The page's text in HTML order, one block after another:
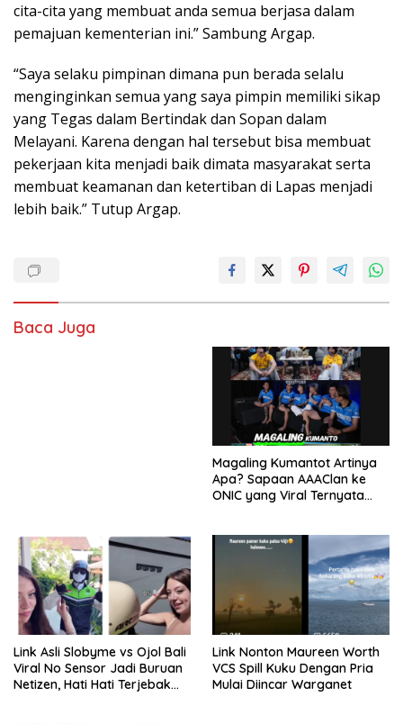
cita-cita yang membuat anda semua berjasa dalam
pemajuan kementerian ini.” Sambung Argap.
“Saya selaku pimpinan dimana pun berada selalu
menginginkan semua yang saya pimpin memiliki sikap
yang Tegas dalam Bertindak dan Sopan dalam
Melayani. Karena dengan hal tersebut bisa membuat
pekerjaan kita menjadi baik dimata masyarakat serta
membuat keamanan dan ketertiban di Lapas menjadi
lebih baik.” Tutup Argap.
Baca Juga
Magaling Kumantot Artinya
Apa? Sapaan AAAClan ke
ONIC yang Viral Ternyata
Link Asli Slobyme vs Ojol Bali
Viral No Sensor Jadi Buruan
Netizen, Hati Hati Terjebak
Link Nonton Maureen Worth
VCS Spill Kuku Dengan Pria
Mulai Diincar Warganet